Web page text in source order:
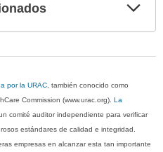
por la URAC , también conocido como
Commission (www.urac.org).La
comité auditor independiente para verificar
estándares de calidad e integridad.
empresas en alcanzar esta tan importante